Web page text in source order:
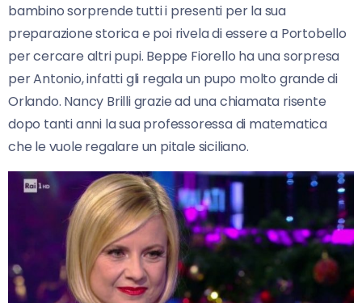
bambino sorprende tutti i presenti per la sua
preparazione storica e poi rivela di essere a Portobello
per cercare altri pupi. Beppe Fiorello ha una sorpresa
per Antonio, infatti gli regala un pupo molto grande di
Orlando. Nancy Brilli grazie ad una chiamata risente
dopo tanti anni la sua professoressa di matematica
che le vuole regalare un pitale siciliano.